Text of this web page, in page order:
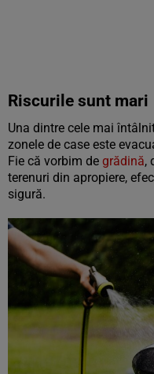
Riscurile sunt mari
Una dintre cele mai
zonele de case este
Fie că vorbim de grădină,
terenuri din apropiere,
sigură.